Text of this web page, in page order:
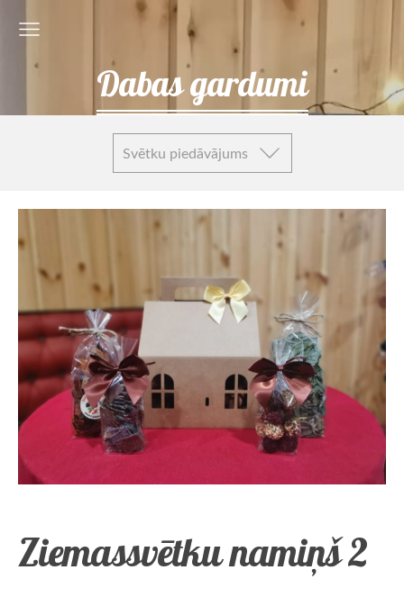
Dabas gardumi
Svētku piedāvājums
Ziemassvētku namiņš 2